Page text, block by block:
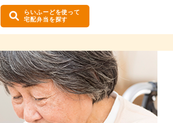
らいふーどを使って
宅配弁当を探す